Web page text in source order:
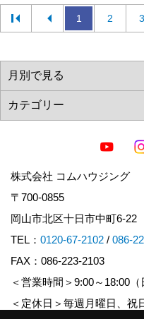
1 2 3
株式会社 コムハウジング
〒700-0855
岡山市北区十日市中町6-22
TEL： 0120-67-2102 / 086-
FAX：086-223-2103
＜営業時間＞9:00～18:00
＜定休日＞毎週月曜日、祝